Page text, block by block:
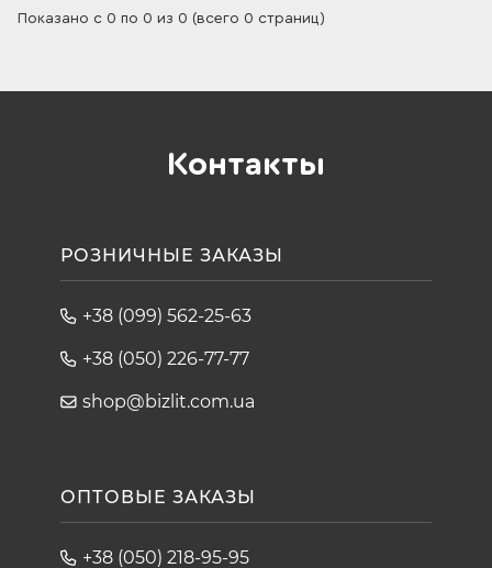
Показано с 0 по 0 из 0 (всего 0 страниц)
Контакты
РОЗНИЧНЫЕ ЗАКАЗЫ
+38 (099) 562-25-63
+38 (050) 226-77-77
shop@bizlit.com.ua
ОПТОВЫЕ ЗАКАЗЫ
+38 (050) 218-95-95